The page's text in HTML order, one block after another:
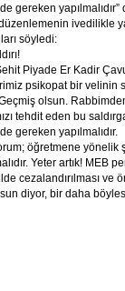
gereken
ivedilikle
söyledi:
Piyade Er Kadir
psikopat bir velinin
olsun.
tehdit eden bu
gereken yapılmalıdır.
öğretmene yönelik
Yeter artık! MEB
cezalandırılması
diyor, bir daha